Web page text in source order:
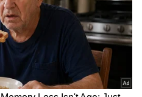
அது ஒரு